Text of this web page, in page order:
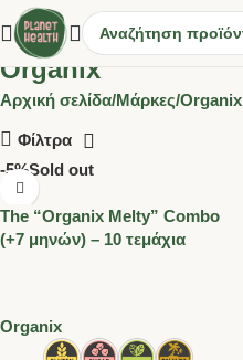
Organix
Αρχική σελίδα Μάρκες Organix
Φίλτρα
-5%Sold out
The “Organix Melty” Combo
(+7 μηνών) – 10 τεμάχια
Organix